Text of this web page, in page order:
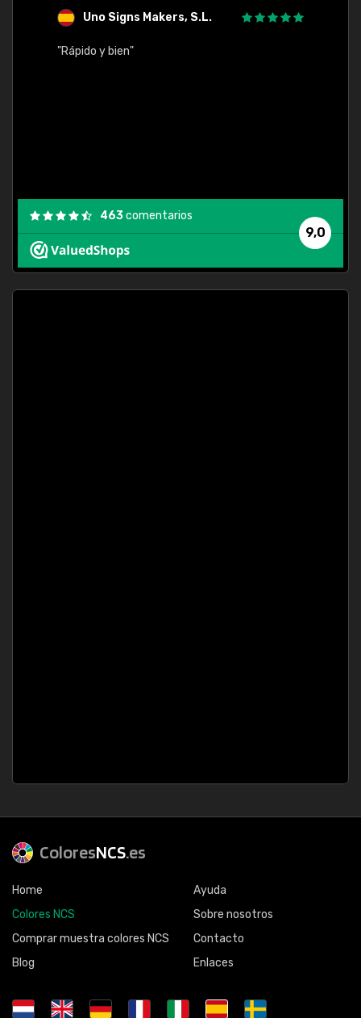
Uno Signs Makers, S.L.
"Rápido y bien"
9,0
463comentarios
ColoresNCS.es
Home
Colores NCS
Comprar muestra colores NCS
Blog
Ayuda
Sobre nosotros
Contacto
Enlaces